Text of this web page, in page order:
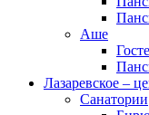
Аше
Лазаревское –
Санатории